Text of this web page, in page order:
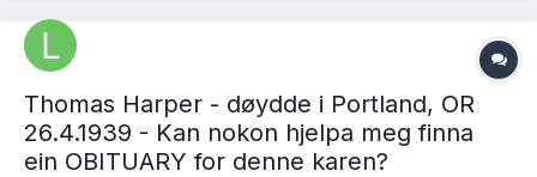
Thomas Harper - døydde i Portland, OR
26.4.1939 - Kan nokon hjelpa meg finna
ein OBITUARY for denne karen?